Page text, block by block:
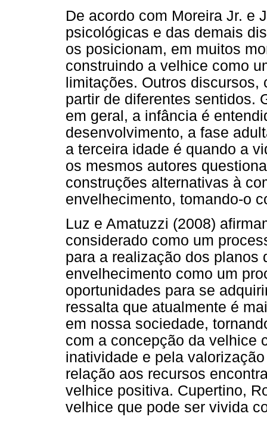
De acordo com Moreira Jr. e
psicológicas e das demais
os posicionam, em muitos
construindo a velhice como
limitações. Outros discursos,
partir de diferentes sentidos.
em geral, a infância é
desenvolvimento, a fase
a terceira idade é quando a
os mesmos autores
construções alternativas à
envelhecimento, tomando-o
Luz e Amatuzzi (2008)
considerado como um
para a realização dos planos
envelhecimento como um
oportunidades para se
ressalta que atualmente é
em nossa sociedade,
com a concepção da velhice
inatividade e pela
relação aos recursos
velhice positiva. Cupertino,
velhice que pode ser vivida